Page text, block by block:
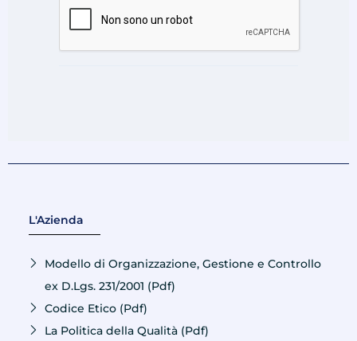
L'Azienda
Modello di Organizzazione, Gestione e Controllo
ex D.Lgs. 231/2001 (Pdf)
Codice Etico (Pdf)
La Politica della Qualità (Pdf)